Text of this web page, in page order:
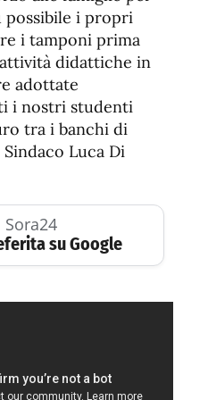
possibile i propri
i tamponi prima
didattiche in
adottate
i nostri studenti
tra i banchi di
Luca Di
su Google